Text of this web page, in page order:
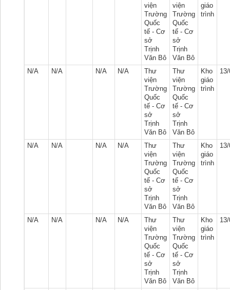
viện
Trường
Quốc
tế - Cơ
sở
Trịnh
Văn Bô
viện
Trường
Quốc
tế - Cơ
sở
Trịnh
Văn Bô
giáo
trình
N/A N/A N/A N/A
Thư
viện
Trường
Quốc
tế - Cơ
sở
Trịnh
Văn Bô
Thư
viện
Trường
Quốc
tế - Cơ
sở
Trịnh
Văn Bô
Kho
giáo
trình
N/A N/A N/A N/A
Thư
viện
Trường
Quốc
tế - Cơ
sở
Trịnh
Văn Bô
Thư
viện
Trường
Quốc
tế - Cơ
sở
Trịnh
Văn Bô
Kho
giáo
trình
N/A N/A N/A N/A
Thư
viện
Trường
Quốc
tế - Cơ
sở
Trịnh
Văn Bô
Thư
viện
Trường
Quốc
tế - Cơ
sở
Trịnh
Văn Bô
Kho
giáo
trình